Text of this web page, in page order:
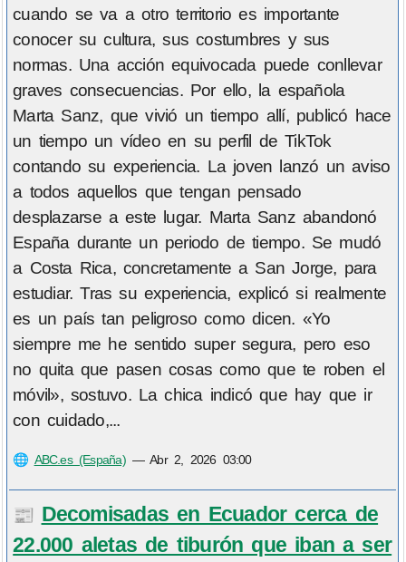
cuando se va a otro territorio es importante
conocer su cultura, sus costumbres y sus
normas. Una acción equivocada puede conllevar
graves consecuencias. Por ello, la española
Marta Sanz, que vivió un tiempo allí, publicó hace
un tiempo un vídeo en su perfil de TikTok
contando su experiencia. La joven lanzó un aviso
a todos aquellos que tengan pensado
desplazarse a este lugar. Marta Sanz abandonó
España durante un periodo de tiempo. Se mudó
a Costa Rica, concretamente a San Jorge, para
estudiar. Tras su experiencia, explicó si realmente
es un país tan peligroso como dicen. «Yo
siempre me he sentido super segura, pero eso
no quita que pasen cosas como que te roben el
móvil», sostuvo. La chica indicó que hay que ir
con cuidado,...
🌐 ABC.es (España)—Abr 2, 2026 03:00
📰 Decomisadas en Ecuador cerca de
22.000 aletas de tiburón que iban a ser